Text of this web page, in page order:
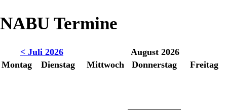
NABU Termine
< Juli 2026
August 2026
Montag
Dienstag Mittwoch Donnerstag Freitag